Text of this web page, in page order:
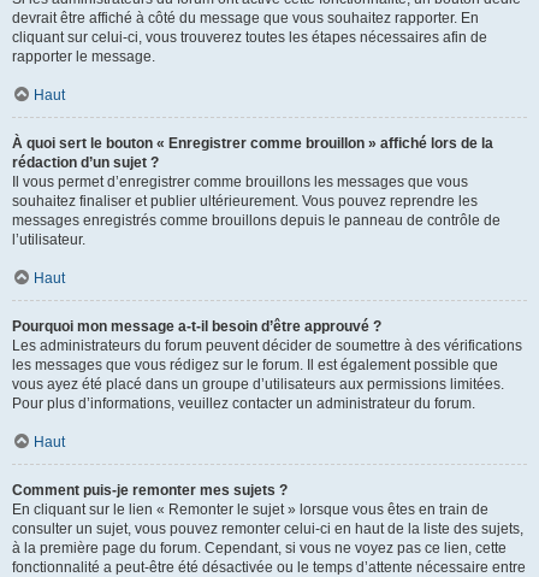
devrait être affiché à côté du message que vous souhaitez rapporter. En
cliquant sur celui-ci, vous trouverez toutes les étapes nécessaires afin de
rapporter le message.
Haut
À quoi sert le bouton « Enregistrer comme brouillon » affiché lors de la
rédaction d’un sujet ?
Il vous permet d’enregistrer comme brouillons les messages que vous
souhaitez finaliser et publier ultérieurement. Vous pouvez reprendre les
messages enregistrés comme brouillons depuis le panneau de contrôle de
l’utilisateur.
Haut
Pourquoi mon message a-t-il besoin d’être approuvé ?
Les administrateurs du forum peuvent décider de soumettre à des vérifications
les messages que vous rédigez sur le forum. Il est également possible que
vous ayez été placé dans un groupe d’utilisateurs aux permissions limitées.
Pour plus d’informations, veuillez contacter un administrateur du forum.
Haut
Comment puis-je remonter mes sujets ?
En cliquant sur le lien « Remonter le sujet » lorsque vous êtes en train de
consulter un sujet, vous pouvez remonter celui-ci en haut de la liste des sujets,
à la première page du forum. Cependant, si vous ne voyez pas ce lien, cette
fonctionnalité a peut-être été désactivée ou le temps d’attente nécessaire entre